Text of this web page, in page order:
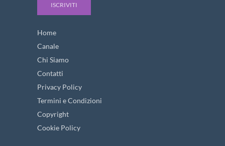
ISCRIVITI
Home
Canale
Chi Siamo
Contatti
Privacy Policy
Termini e Condizioni
Copyright
Cookie Policy